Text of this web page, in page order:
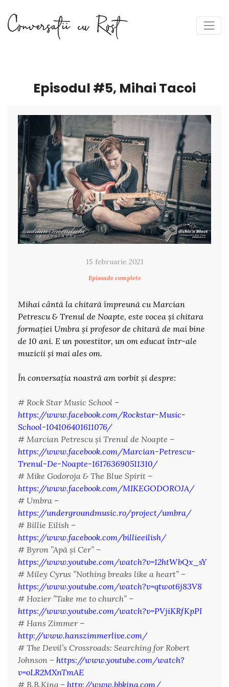
Episodul #5, Mihai Tacoi
15 februarie 2021
Episoade complete
Mihai cântă la chitară împreună cu Marcian
Petrescu & Trenul de Noapte, este vocea și chitara
formației Umbra și profesor de chitară de mai bine
de 10 ani. E un povestitor, un om educat într-ale
muzicii și mai ales om.
În conversația noastră am vorbit și despre:
# Rock Star Music School –
https://www.facebook.com/Rockstar-Music-
School-104106401611076/
# Marcian Petrescu și Trenul de Noapte –
https://www.facebook.com/Marcian-Petrescu-
Trenul-De-Noapte-161763690511310/
# Mike Godoroja & The Blue Spirit –
https://www.facebook.com/MIKEGODOROJA/
# Umbra –
https://undergroundmusic.ro/project/umbra/
# Billie Eilish –
https://www.facebook.com/billieeilish/
# Byron ”Apă și Cer” –
https://www.youtube.com/watch?v=12htWbQx_sY
# Miley Cyrus ”Nothing breaks like a heart” –
https://www.youtube.com/watch?v=qtwot6j83V8
# Hozier ”Take me to church” –
https://www.youtube.com/watch?v=PVjiKRfKpPI
# Hans Zimmer –
http://www.hanszimmerlive.com/
# The Devil’s Crossroads: Searching for Robert
Johnson – https://www.youtube.com/watch?
v=oLR2MXnTmAE
# B.B.King – http://www.bbking.com/